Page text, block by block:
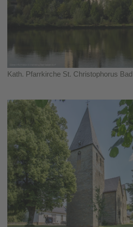
Kath. Pfarrkirche St. Christophorus